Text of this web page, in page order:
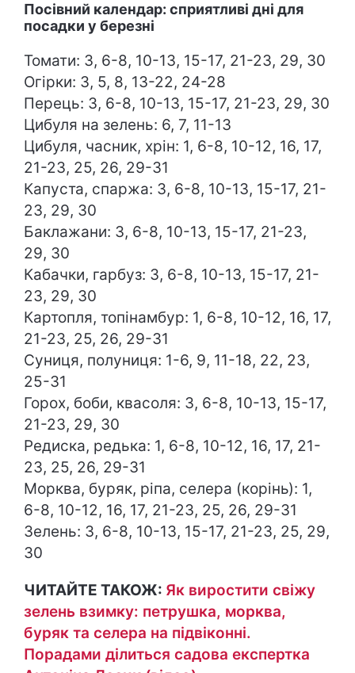
Посівний календар: сприятливі дні для
посадки у березні
Томати: 3, 6-8, 10-13, 15-17, 21-23, 29, 30
Огірки: 3, 5, 8, 13-22, 24-28
Перець: 3, 6-8, 10-13, 15-17, 21-23, 29, 30
Цибуля на зелень: 6, 7, 11-13
Цибуля, часник, хрін: 1, 6-8, 10-12, 16, 17,
21-23, 25, 26, 29-31
Капуста, спаржа: 3, 6-8, 10-13, 15-17, 21-
23, 29, 30
Баклажани: 3, 6-8, 10-13, 15-17, 21-23,
29, 30
Кабачки, гарбуз: 3, 6-8, 10-13, 15-17, 21-
23, 29, 30
Картопля, топінамбур: 1, 6-8, 10-12, 16, 17,
21-23, 25, 26, 29-31
Суниця, полуниця: 1-6, 9, 11-18, 22, 23,
25-31
Горох, боби, квасоля: 3, 6-8, 10-13, 15-17,
21-23, 29, 30
Редиска, редька: 1, 6-8, 10-12, 16, 17, 21-
23, 25, 26, 29-31
Морква, буряк, ріпа, селера (корінь): 1,
6-8, 10-12, 16, 17, 21-23, 25, 26, 29-31
Зелень: 3, 6-8, 10-13, 15-17, 21-23, 25, 29,
30
ЧИТАЙТЕ ТАКОЖ: Як виростити свіжу
зелень взимку: петрушка, морква,
буряк та селера на підвіконні.
Порадами ділиться садова експертка